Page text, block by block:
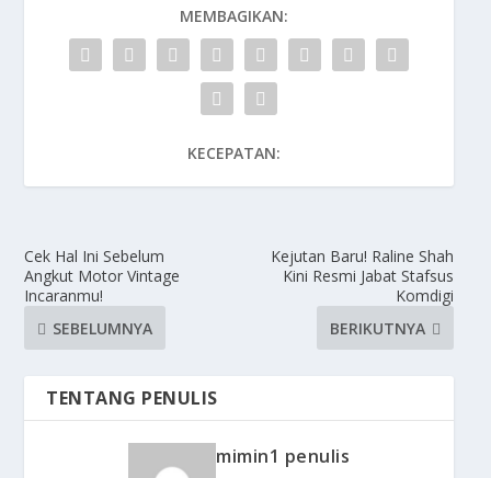
MEMBAGIKAN:
KECEPATAN:
Cek Hal Ini Sebelum
Angkut Motor Vintage
Incaranmu!
SEBELUMNYA
Kejutan Baru! Raline Shah
Kini Resmi Jabat Stafsus
Komdigi
BERIKUTNYA
TENTANG PENULIS
mimin1 penulis